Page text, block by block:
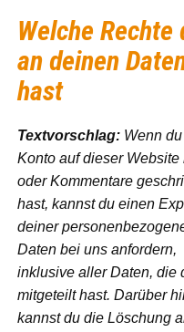
du
ein
besitzt
du uns
hinaus
aller
Welche Rechte
an deinen
hast
Textvorschlag: Wenn
Konto auf dieser Website
oder Kommentare
hast, kannst du einen
deiner
Daten bei uns anfordern,
inklusive aller Daten, die
mitgeteilt hast. Darüber
kannst du die Löschung